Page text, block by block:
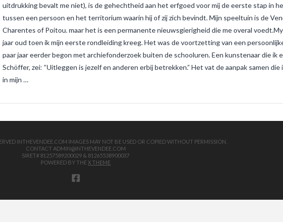
uitdrukking bevalt me niet), is de gehechtheid aan het erfgoed voor mij de eerste stap in
tussen een persoon en het territorium waarin hij of zij zich bevindt. Mijn speeltuin is de
Charentes of Poitou. maar het is een permanente nieuwsgierigheid die me overal
jaar oud toen ik mijn eerste rondleiding kreeg. Het was de voortzetting van een
paar jaar eerder begon met archiefonderzoek buiten de schooluren. Een kunstenaar die ik
Schöffer, zei: “Uitleggen is jezelf en anderen erbij betrekken.” Het vat de aanpak samen
in mijn …
INTHEVENDEE.COM IMAGES MAY NOT BE USED OR COPIED WITHOUT PERMISSION.
CONTACT ADMIN@INTHEVENDEE.COM
SIRET# 81257589200029 & 81265538900037
POWERED BY THEX THEME